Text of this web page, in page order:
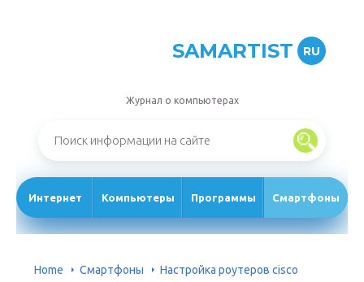
SAMARTIST RU
Журнал о компьютерах
Интернет Компьютеры Программы Смартфоны
Home Смартфоны Настройка роутеров cisco